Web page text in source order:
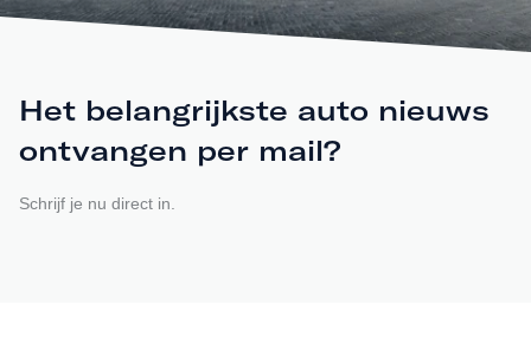
Het belangrijkste auto nieuws
ontvangen per mail?
Schrijf je nu direct in.